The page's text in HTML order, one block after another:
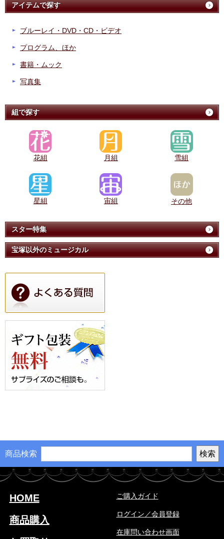
アイテムで探す
ブルーレイ・DVD・CD・ビデオ
プログラム、ほか
書籍・ムック
写真集
組で探す
花組 月組 雪組
星組 宙組 その他
スター特集
宝塚以外のミュージカル
商品検索
HOME
商品購入
ご購入ガイド
ログイン／会員登録
在庫問い合わせ画面